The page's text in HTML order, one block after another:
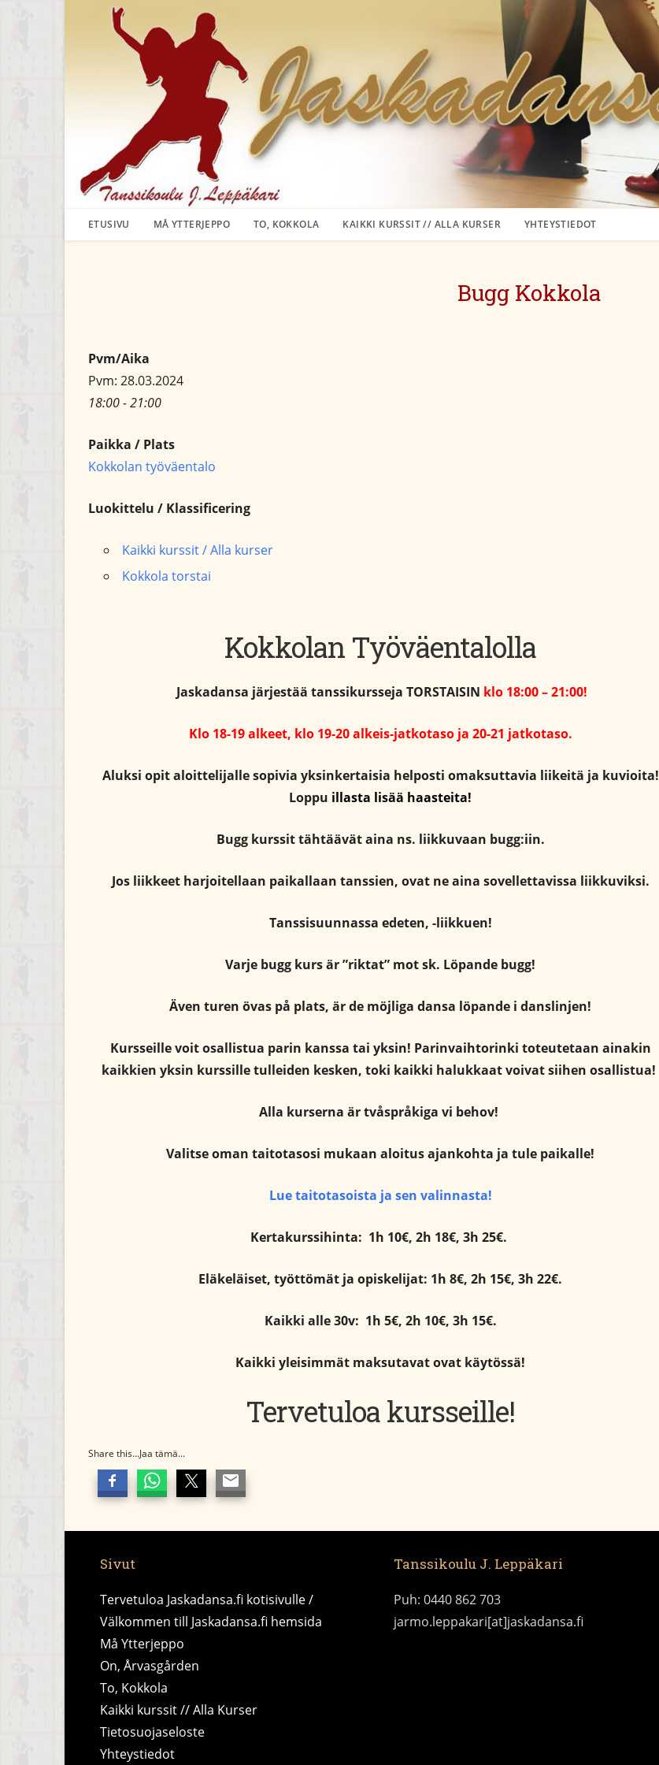
ETUSIVU MÅ YTTERJEPPO TO, KOKKOLA KAIKKI KURSSIT // ALLA KURSER YHTEYSTIEDOT
Bugg Kokkola
Pvm/Aika
Pvm: 28.03.2024
18:00 - 21:00
Paikka / Plats
Kokkolan työväentalo
Luokittelu / Klassificering
Kaikki kurssit / Alla kurser
Kokkola torstai
Kokkolan Työväentalolla
Jaskadansa järjestää tanssikurssejaTORSTAISIN klo 18:00 – 21:00!
Klo 18-19 alkeet, klo 19-20 alkeis-jatkotaso ja 20-21 jatkotaso.
Aluksi opit aloittelijalle sopivia yksinkertaisia helposti omaksuttavia liikeitä ja kuvioita!
Loppu illasta lisää haasteita!
Bugg kurssit tähtäävät aina ns. liikkuvaan bugg:iin.
Jos liikkeet harjoitellaan paikallaan tanssien, ovat ne aina sovellettavissa liikkuviksi.
Tanssisuunnassa edeten, -liikkuen!
Varje bugg kurs är ”riktat” mot sk. Löpande bugg!
Även turen övas på plats, är de möjliga dansa löpande i danslinjen!
Kursseille voit osallistua parin kanssa tai yksin! Parinvaihtorinki toteutetaan ainakin
kaikkien yksin kurssille tulleiden kesken, toki kaikki halukkaat voivat siihen osallistua!
Alla kurserna är tvåspråkiga vi behov!
Valitse oman taitotasosi mukaan aloitus ajankohta ja tule paikalle!
Lue taitotasoista ja sen valinnasta!
Kertakurssihinta: 1h 10€, 2h 18€, 3h 25€.
Eläkeläiset, työttömät ja opiskelijat: 1h 8€, 2h 15€, 3h 22€.
Kaikki alle 30v: 1h 5€, 2h 10€, 3h 15€.
Kaikki yleisimmät maksutavat ovat käytössä!
Tervetuloa kursseille!
Share this...Jaa tämä...
Sivut
Tervetuloa Jaskadansa.fi kotisivulle /
Välkommen till Jaskadansa.fi hemsida
Må Ytterjeppo
On, Årvasgården
To, Kokkola
Kaikki kurssit // Alla Kurser
Tietosuojaseloste
Yhteystiedot
Tanssikoulu J. Leppäkari
Puh: 0440 862 703
jarmo.leppakari[at]jaskadansa.fi